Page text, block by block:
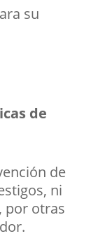
su
de
de
ni
por otras